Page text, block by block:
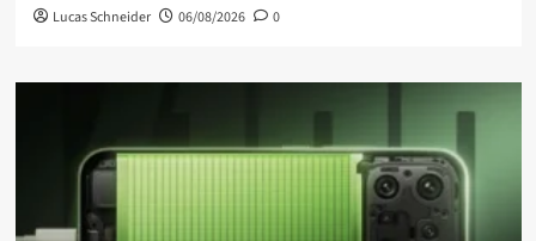
Lucas Schneider 06/08/2026 0